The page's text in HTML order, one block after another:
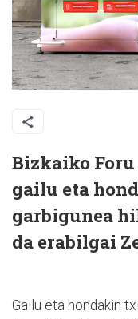
Bizkaiko
gailu eta
garbigunea
da erabilgai
Gailu eta hondakin